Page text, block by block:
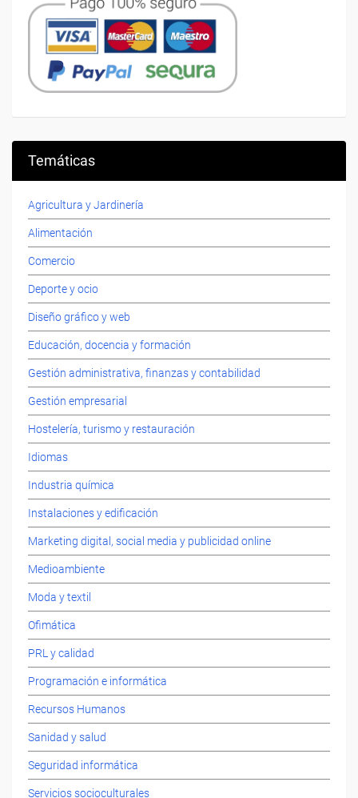
Temáticas
Agricultura y Jardinería
Alimentación
Comercio
Deporte y ocio
Diseño gráfico y web
Educación, docencia y formación
Gestión administrativa, finanzas y contabilidad
Gestión empresarial
Hostelería, turismo y restauración
Idiomas
Industria química
Instalaciones y edificación
Marketing digital, social media y publicidad online
Medioambiente
Moda y textil
Ofimática
PRL y calidad
Programación e informática
Recursos Humanos
Sanidad y salud
Seguridad informática
Servicios socioculturales